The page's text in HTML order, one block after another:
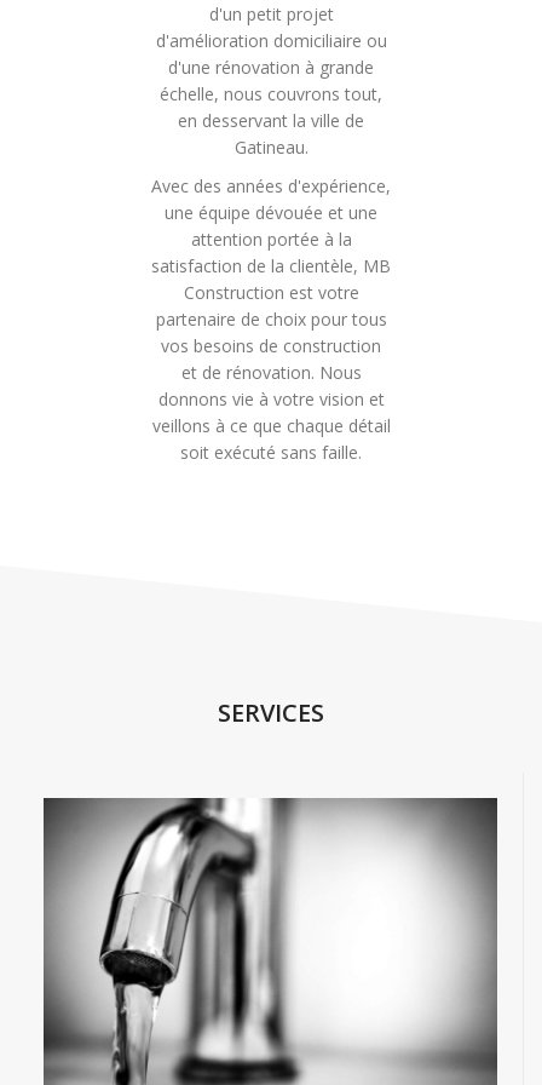
d'un petit projet
d'amélioration domiciliaire ou
d'une rénovation à grande
échelle, nous couvrons tout,
en desservant la ville de
Gatineau.
Avec des années d'expérience,
une équipe dévouée et une
attention portée à la
satisfaction de la clientèle, MB
Construction est votre
partenaire de choix pour tous
vos besoins de construction
et de rénovation. Nous
donnons vie à votre vision et
veillons à ce que chaque détail
soit exécuté sans faille.
SERVICES